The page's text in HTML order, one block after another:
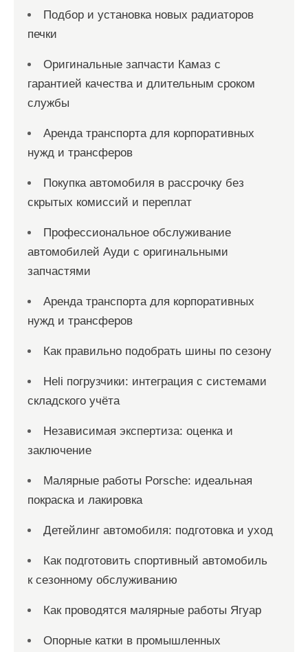
Подбор и установка новых радиаторов
печки
Оригинальные запчасти Камаз с
гарантией качества и длительным сроком
службы
Аренда транспорта для корпоративных
нужд и трансферов
Покупка автомобиля в рассрочку без
скрытых комиссий и переплат
Профессиональное обслуживание
автомобилей Ауди с оригинальными
запчастями
Аренда транспорта для корпоративных
нужд и трансферов
Как правильно подобрать шины по сезону
Heli погрузчики: интеграция с системами
складского учёта
Независимая экспертиза: оценка и
заключение
Малярные работы Porsche: идеальная
покраска и лакировка
Детейлинг автомобиля: подготовка и уход
Как подготовить спортивный автомобиль
к сезонному обслуживанию
Как проводятся малярные работы Ягуар
Опорные катки в промышленных